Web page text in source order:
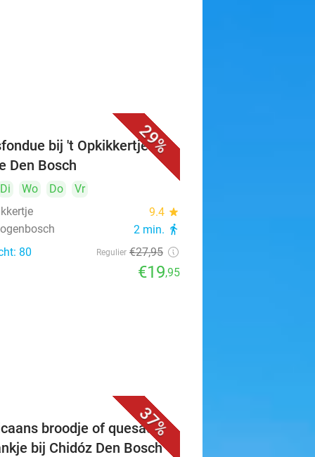
29%
bij 't Opkikkertje in
Den Bosch
Di Wo Do
Vr
9.4 star
2 min. directions_walk
80 Regulier €27,95
€19,95
37%
broodje of quesadilla
bij Chidóz Den Bosch